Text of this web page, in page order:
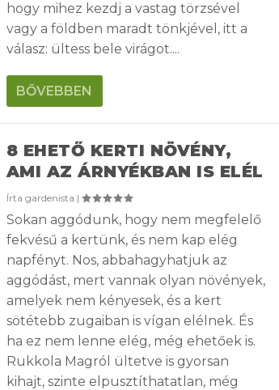
hogy mihez kezdj a vastag törzsével
vagy a földben maradt tönkjével, itt a
válasz: ültess bele virágot....
BŐVEBBEN
8 EHETŐ KERTI NÖVÉNY,
AMI AZ ÁRNYÉKBAN IS ELÉL
Írta gardenista |
Sokan aggódunk, hogy nem megfelelő
fekvésű a kertünk, és nem kap elég
napfényt. Nos, abbahagyhatjuk az
aggódást, mert vannak olyan növények,
amelyek nem kényesek, és a kert
sötétebb zugaiban is vígan elélnek. És
ha ez nem lenne elég, még ehetőek is.
Rukkola Magról ültetve is gyorsan
kihajt, szinte elpusztíthatatlan, még